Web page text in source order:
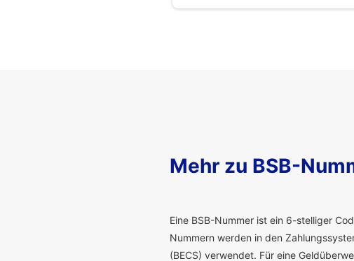
Mehr zu BSB-
Eine BSB-Nummer ist ein 6-stelliger
Nummern werden in den
(BECS) verwendet. Für eine